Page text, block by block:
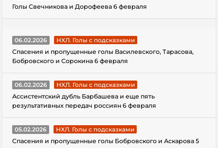
Голы Свечникова и Дорофеева 6 февраля
06.02.2026
НХЛ. Голы с подсказками
Спасения и пропущенные голы Василевского, Тарасова,
Бобровского и Сорокина 6 февраля
06.02.2026
НХЛ. Голы с подсказками
Ассистентский дубль Барбашева и еще пять
результативных передач россиян 6 февраля
05.02.2026
НХЛ. Голы с подсказками
Спасения и пропущенные голы Бобровского и Аскарова 5